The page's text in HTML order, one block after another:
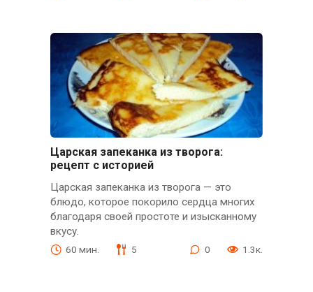
Царская запеканка из творога:
рецепт с историей
Царская запеканка из творога — это
блюдо, которое покорило сердца многих
благодаря своей простоте и изысканному
вкусу.
60 мин. 5 0 1.3к.